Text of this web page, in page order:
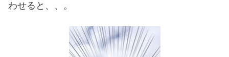
わせると、、。